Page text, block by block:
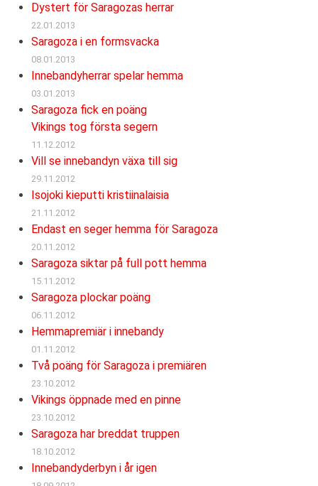
Dystert för Saragozas herrar
22.01.2013
Saragoza i en formsvacka
08.01.2013
Innebandyherrar spelar hemma
03.01.2013
Saragoza fick en poäng
Vikings tog första segern
11.12.2012
Vill se innebandyn växa till sig
29.11.2012
Isojoki kieputti kristiinalaisia
21.11.2012
Endast en seger hemma för Saragoza
20.11.2012
Saragoza siktar på full pott hemma
15.11.2012
Saragoza plockar poäng
06.11.2012
Hemmapremiär i innebandy
01.11.2012
Två poäng för Saragoza i premiären
23.10.2012
Vikings öppnade med en pinne
23.10.2012
Saragoza har breddat truppen
18.10.2012
Innebandyderbyn i år igen